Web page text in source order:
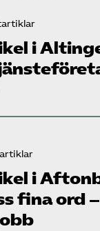
i
i
fina ord